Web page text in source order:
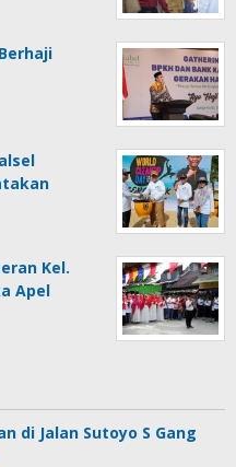
Kel.
Apel
di Jalan Sutoyo S Gang